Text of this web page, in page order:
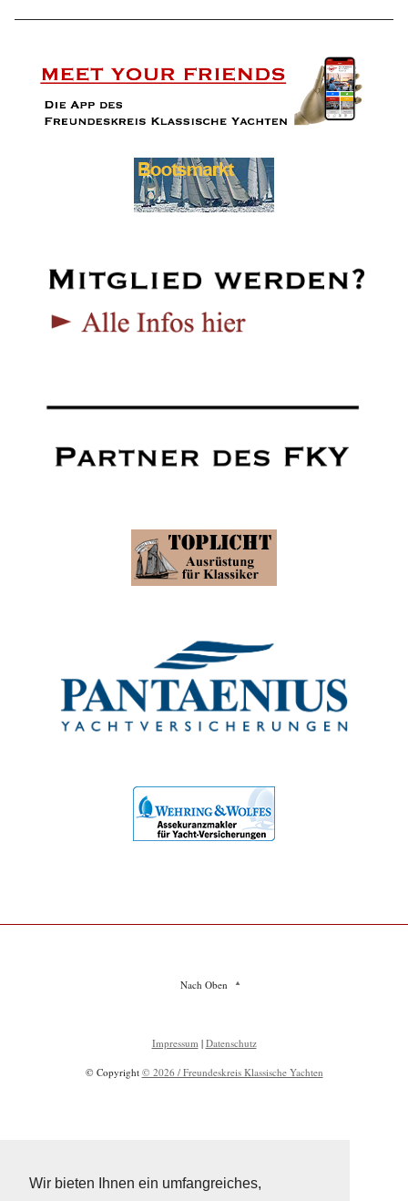
Wir bieten Ihnen ein umfangreiches,
Nach Oben
Impressum | Datenschutz
© Copyright © 2026 / Freundeskreis Klassische Yachten